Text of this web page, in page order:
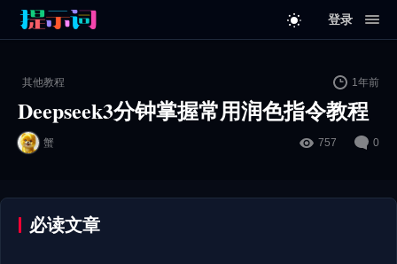
登录
其他教程 1年前
Deepseek3分钟掌握常用润色指令教程
蟹 757 0
必读文章